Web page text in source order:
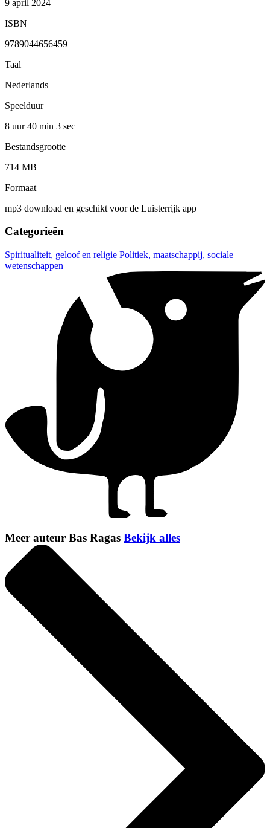
9 april 2024
ISBN
9789044656459
Taal
Nederlands
Speelduur
8 uur 40 min 3 sec
Bestandsgrootte
714 MB
Formaat
mp3 download en geschikt voor de Luisterrijk app
Categorieën
Spiritualiteit, geloof en religie Politiek, maatschappij, sociale
wetenschappen
Meer auteur Bas Ragas Bekijk alles